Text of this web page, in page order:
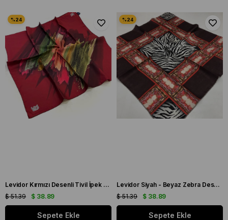
Levidor Kırmızı Desenli Tivil İpek Eşarp 19086
$ 38.89
$ 51.39
Sepete Ekle
Levidor Siyah - Beyaz Zebra Desen Tivil İpek Eşarp 20808
$ 38.89
$ 51.39
Sepete Ekle